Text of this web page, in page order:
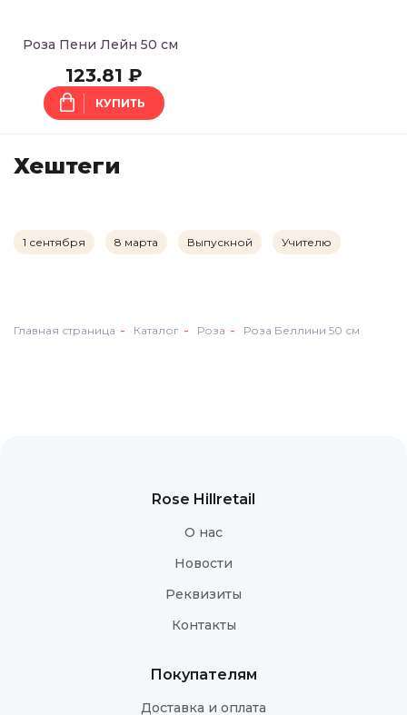
Роза Пени Лейн 50 см
123.81 ₽
КУПИТЬ
Хештеги
1 сентября 8 марта Выпускной Учителю
Главная страница Каталог Роза Роза Беллини 50 см
Rose Hillretail
О нас
Новости
Реквизиты
Контакты
Покупателям
Доставка и оплата
Нажимая на кнопку "Отправить", вы подтверждаете,